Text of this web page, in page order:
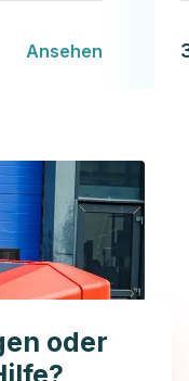
Ansehen
oder